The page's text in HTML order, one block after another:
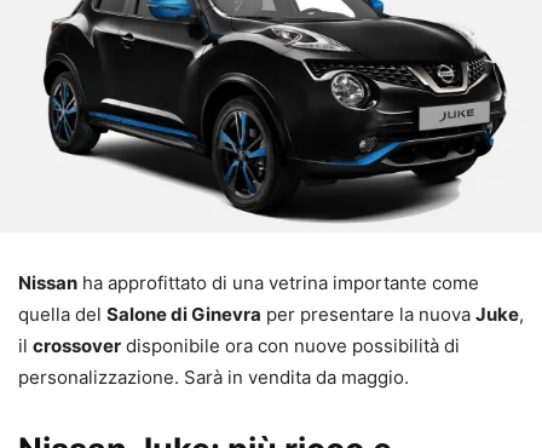
Nissan ha approfittato di una vetrina importante come
quella del Salone di Ginevra per presentare la nuova Juke,
il crossover disponibile ora con nuove possibilità di
personalizzazione. Sarà in vendita da maggio.